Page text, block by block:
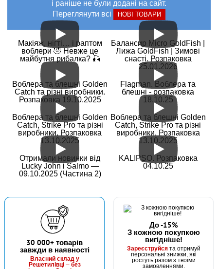
і раніше не були додані на сайт.
Переглянути всі
НОВІ ТОВАРИ
Макіяж, нігті… і раптом
воблери 🤣 Невже це
майбутня рибалка? 🎣
Балансир Micro GoldFish |
Лижа GoldFish | Зимові
снасті. Розпаковка
25.01.2026
Воблера та блешні Golden
Catch та різні виробники.
Розпаковка 19.10.2025
Flagman. Воблера та
блешні - розпаковка
18.10.25
Воблера та блешні Golden
Catch, Strike Pro та різні
виробники. Розпаковка
13.10.2025
Воблера та блешні Golden
Catch, Strike Pro та різні
виробники. Розпаковка
13.10.2025
Отримали новинки від
Lucky John і Salmo —
09.10.2025 (Частина 2)
KALIPSO. Розпаковка
04.10.25
30 000+ товарів
завжди в наявності
Власний склад у
Решетилівці — без
До -15%
З кожною покупкою
вигідніше!
Зареєструйсята отримуй
персональні знижки, які
ростуть разом з твоїми
замовленнями.